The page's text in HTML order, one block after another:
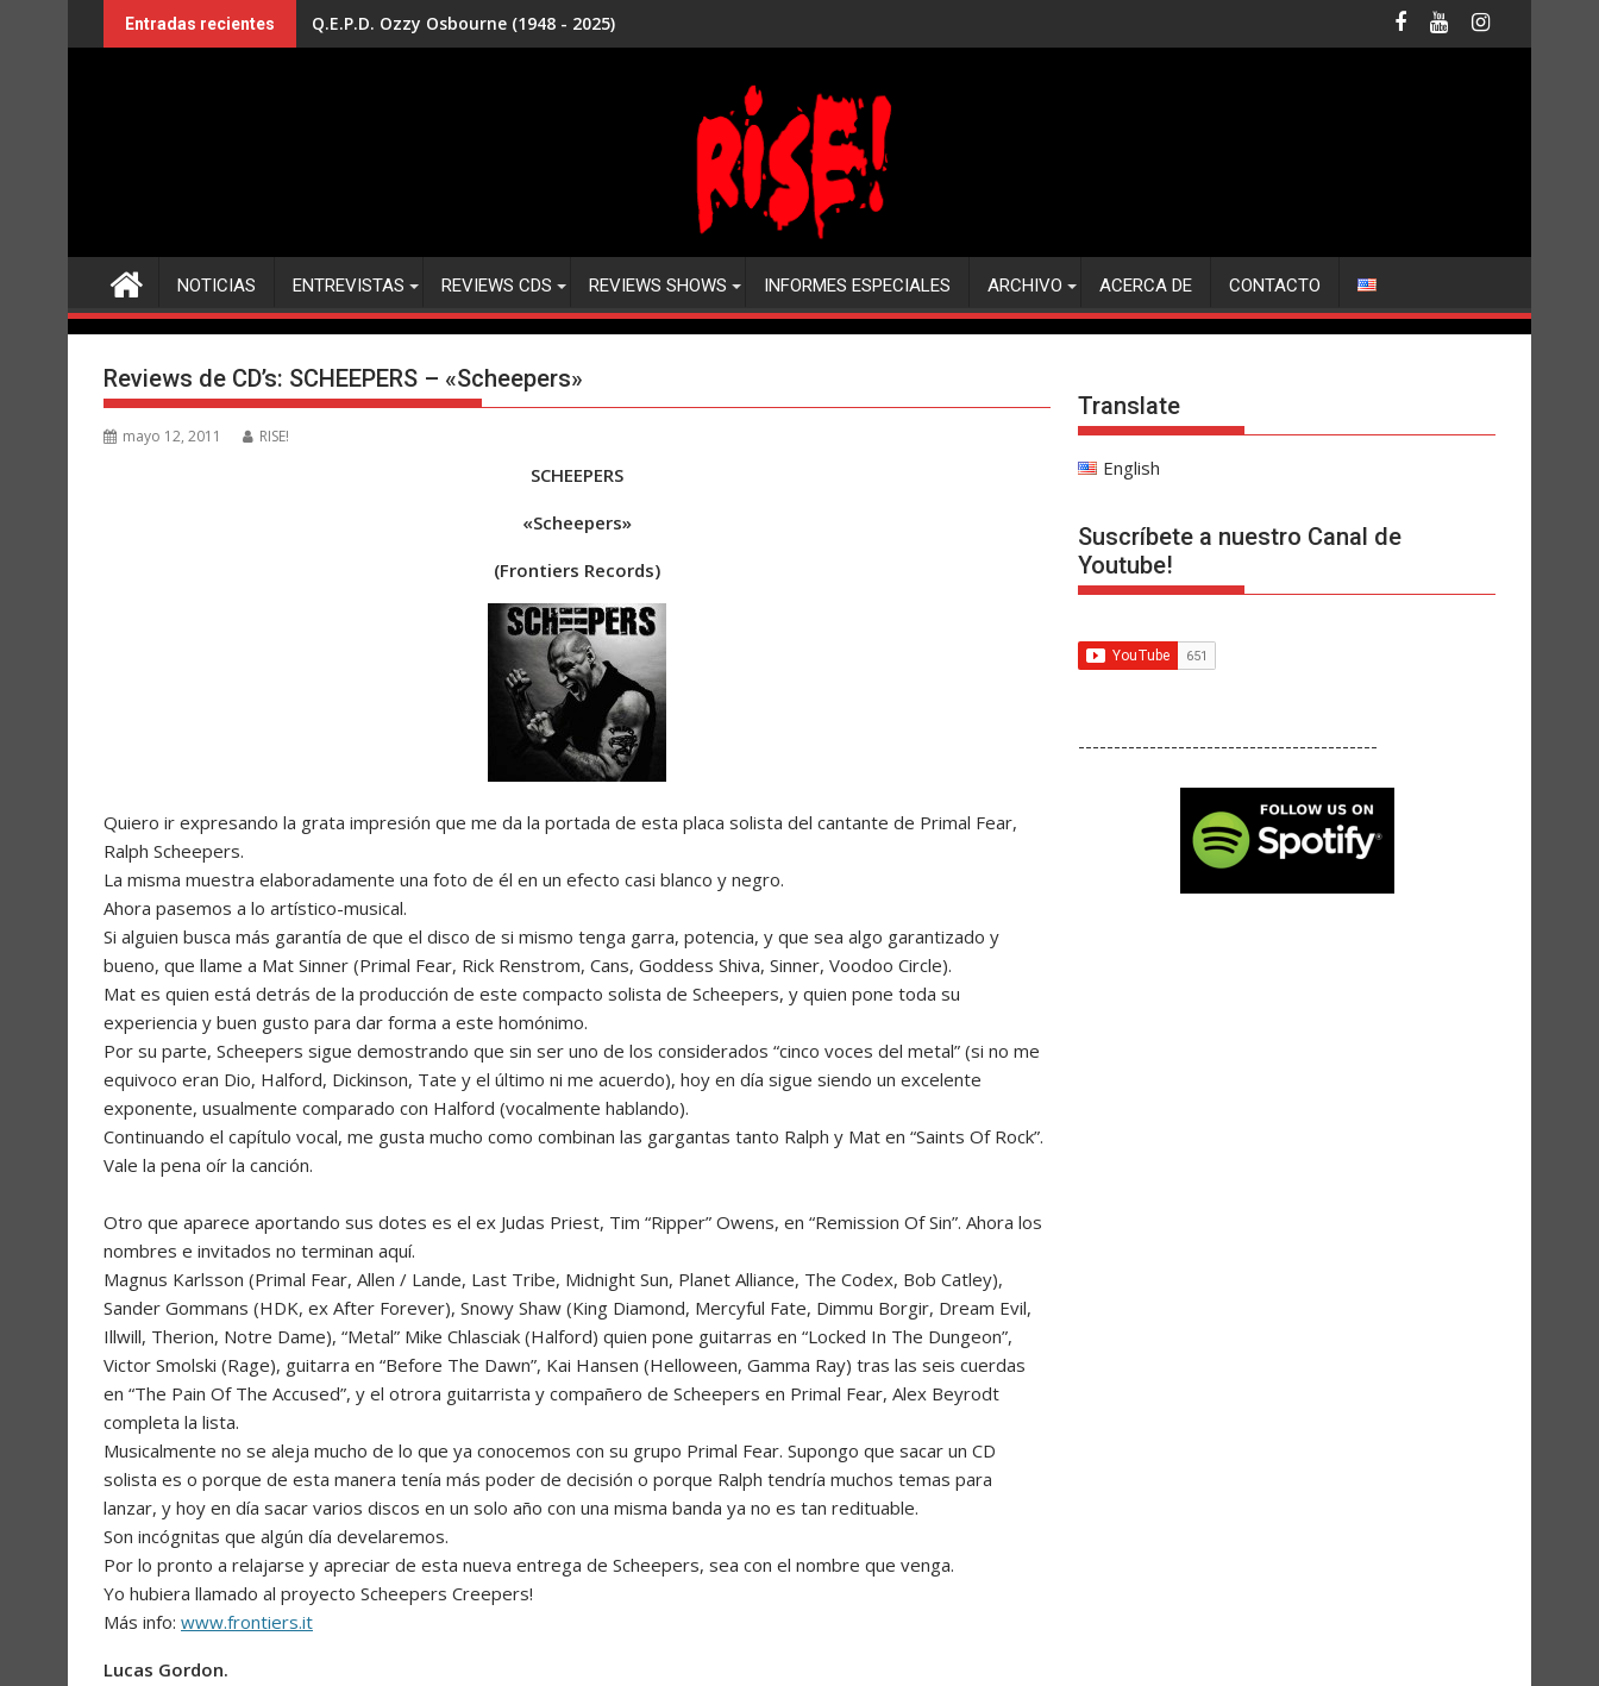
al
Entradas recientes Q.E.P.D. Ozzy Osbourne (1948 - 2025)
NOTICIAS ENTREVISTAS REVIEWS CDS REVIEWS SHOWS INFORMES ESPECIALES ARCHIVO ACERCA DE CONTACTO
Reviews de CD’s: SCHEEPERS – «Scheepers»
mayo 12, 2011 RISE!
SCHEEPERS
«Scheepers»
(Frontiers Records)
Quiero ir expresando la grata impresión que me da la portada de esta placa solista del cantante de Primal Fear,
Ralph Scheepers.
La misma muestra elaboradamente una foto de él en un efecto casi blanco y negro.
Ahora pasemos a lo artístico-musical.
Si alguien busca más garantía de que el disco de si mismo tenga garra, potencia, y que sea algo garantizado y
bueno, que llame a Mat Sinner (Primal Fear, Rick Renstrom, Cans, Goddess Shiva, Sinner, Voodoo Circle).
Mat es quien está detrás de la producción de este compacto solista de Scheepers, y quien pone toda su
experiencia y buen gusto para dar forma a este homónimo.
Por su parte, Scheepers sigue demostrando que sin ser uno de los considerados “cinco voces del metal” (si no me
equivoco eran Dio, Halford, Dickinson, Tate y el último ni me acuerdo), hoy en día sigue siendo un excelente
exponente, usualmente comparado con Halford (vocalmente hablando).
Continuando el capítulo vocal, me gusta mucho como combinan las gargantas tanto Ralph y Mat en “Saints Of Rock”.
Vale la pena oír la canción.
Otro que aparece aportando sus dotes es el ex Judas Priest, Tim “Ripper” Owens, en “Remission Of Sin”. Ahora los
nombres e invitados no terminan aquí.
Magnus Karlsson (Primal Fear, Allen / Lande, Last Tribe, Midnight Sun, Planet Alliance, The Codex, Bob Catley),
Sander Gommans (HDK, ex After Forever), Snowy Shaw (King Diamond, Mercyful Fate, Dimmu Borgir, Dream Evil,
Illwill, Therion, Notre Dame), “Metal” Mike Chlasciak (Halford) quien pone guitarras en “Locked In The Dungeon”,
Victor Smolski (Rage), guitarra en “Before The Dawn”, Kai Hansen (Helloween, Gamma Ray) tras las seis cuerdas
en “The Pain Of The Accused”, y el otrora guitarrista y compañero de Scheepers en Primal Fear, Alex Beyrodt
completa la lista.
Musicalmente no se aleja mucho de lo que ya conocemos con su grupo Primal Fear. Supongo que sacar un CD
solista es o porque de esta manera tenía más poder de decisión o porque Ralph tendría muchos temas para
lanzar, y hoy en día sacar varios discos en un solo año con una misma banda ya no es tan redituable.
Son incógnitas que algún día develaremos.
Por lo pronto a relajarse y apreciar de esta nueva entrega de Scheepers, sea con el nombre que venga.
Yo hubiera llamado al proyecto Scheepers Creepers!
Más info: www.frontiers.it
Lucas Gordon.
Translate
English
Suscríbete a nuestro Canal de
Youtube!
------------------------------------------